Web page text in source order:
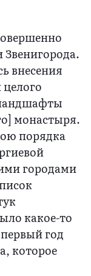
внесения
монастыря.
порядка
городами
какое-то
год
которое